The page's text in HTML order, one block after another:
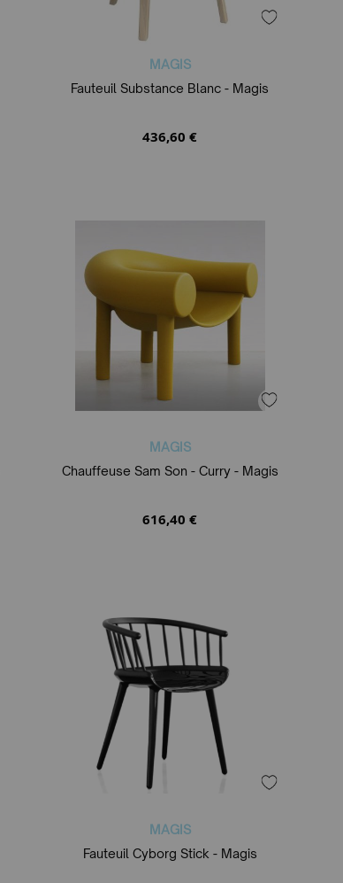
MAGIS
Fauteuil Substance Blanc - Magis
436,60 €
MAGIS
Chauffeuse Sam Son - Curry - Magis
616,40 €
MAGIS
Fauteuil Cyborg Stick - Magis